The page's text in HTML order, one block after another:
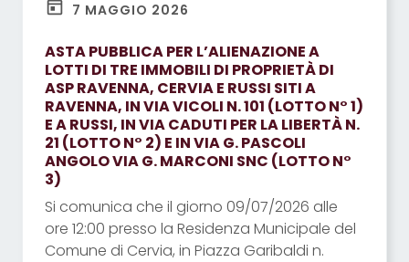
7 MAGGIO 2026
ASTA PUBBLICA PER L’ALIENAZIONE A
LOTTI DI TRE IMMOBILI DI PROPRIETÀ DI
ASP RAVENNA, CERVIA E RUSSI SITI A
RAVENNA, IN VIA VICOLI N. 101 (LOTTO N° 1)
E A RUSSI, IN VIA CADUTI PER LA LIBERTÀ N.
21 (LOTTO N° 2) E IN VIA G. PASCOLI
ANGOLO VIA G. MARCONI SNC (LOTTO N°
3)
Si comunica che il giorno 09/07/2026 alle
ore 12:00 presso la Residenza Municipale del
Comune di Cervia, in Piazza Garibaldi n.